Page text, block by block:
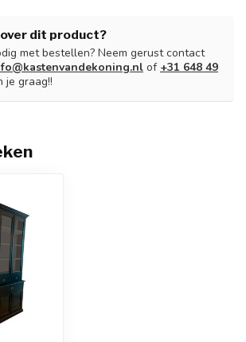
dit product?
met bestellen? Neem gerust contact
of +31 648 49
je graag!!